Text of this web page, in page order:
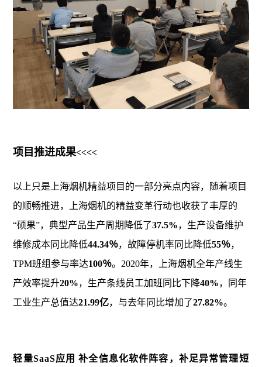
项目推进成果<<<<
以上只是上海烟机精益项目的一部分亮点内容，随着项目
的顺畅推进，上海烟机的精益变革行动也收获了丰厚的
“硕果”，典型产品生产周期降低了37.5%，生产设备维护
维修成本同比降低44.34％，故障停机率同比降低55％，
TPM班组参与率达100％。2020年，上海烟机全年产线生
产效率提升20%，生产条线员工加班同比下降40%，同年
工业生产总值达21.99亿，与去年同比增加了27.82%。
轻量SaaS应用补全信息化软件阵容， 补足异常管理短